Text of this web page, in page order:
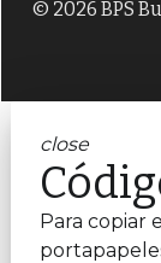
© 2026 BPS
close
Para copiar